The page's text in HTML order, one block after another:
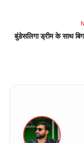
बुंडेसलिगा ड्रीम के साथ